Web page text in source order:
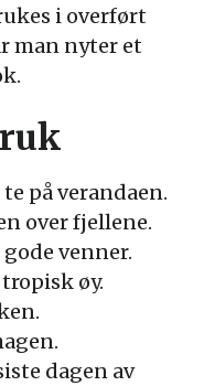
i overført
man nyter et
på verandaen.
over fjellene.
venner.
øy.
dagen av